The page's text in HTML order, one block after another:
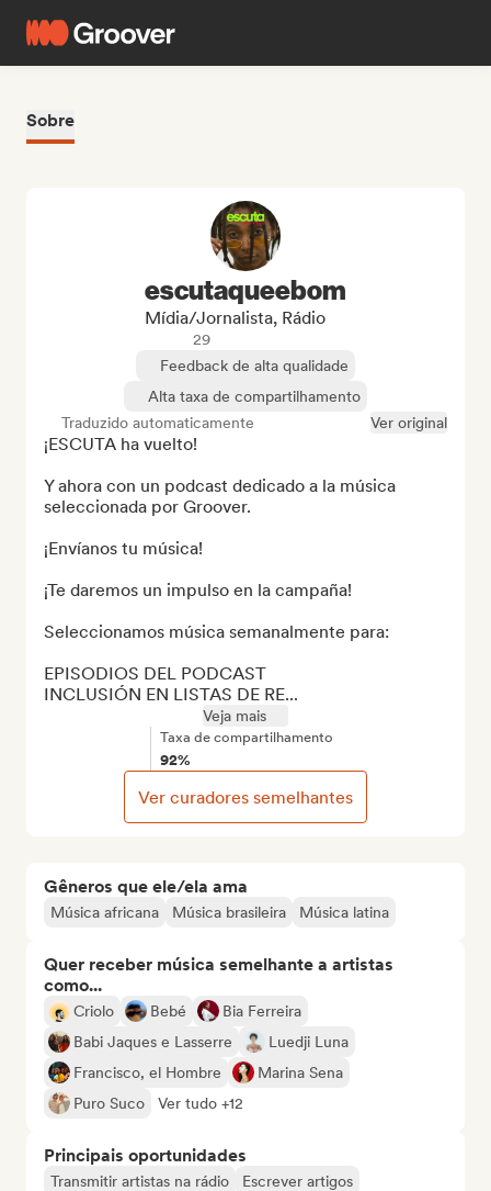
Sobre
Gêneros que ele/ela ama
Música africana Música brasileira Música latina
Quer receber música semelhante a artistas
como...
Criolo Bebé
Bia Ferreira
Babi Jaques e Lasserre
Luedji Luna
Francisco, el Hombre
Marina Sena
Puro Suco
Ver tudo +12
Principais oportunidades
Transmitir artistas na rádio Escrever artigos
escutaqueebom
Mídia/Jornalista, Rádio
29
Feedback de alta qualidade
Alta taxa de compartilhamento
Traduzido automaticamente
Ver original
¡ESCUTA ha vuelto!
Y ahora con un podcast dedicado a la música
seleccionada por Groover.
¡Envíanos tu música!
¡Te daremos un impulso en la campaña!
Seleccionamos música semanalmente para:
EPISODIOS DEL PODCAST
INCLUSIÓN EN LISTAS DE RE...
Veja mais
Taxa de compartilhamento
92%
Ver curadores semelhantes